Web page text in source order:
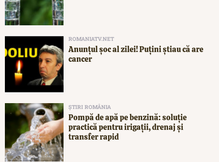
ROMANIATV.NET
Anunţul şoc al zilei! Puţini ştiau că are
cancer
ȘTIRI ROMÂNIA
Pompă de apă pe benzină: soluție
practică pentru irigații, drenaj și
transfer rapid